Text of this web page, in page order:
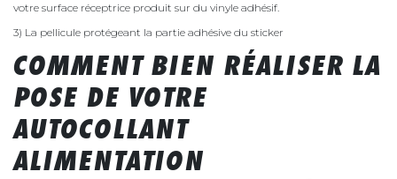
votre surface réceptrice produit sur du vinyle adhésif.
3) La pellicule protégeant la partie adhésive du sticker
COMMENT BIEN RÉALISER LA
POSE DE VOTRE
AUTOCOLLANT
ALIMENTATION